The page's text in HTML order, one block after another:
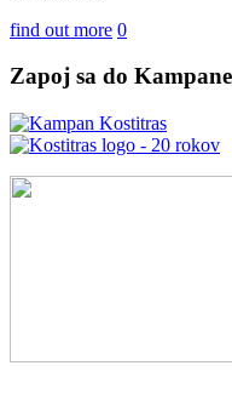
find out more 0
Zapoj sa do